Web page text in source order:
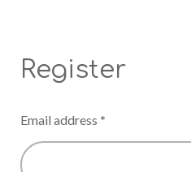
Register
Email address *